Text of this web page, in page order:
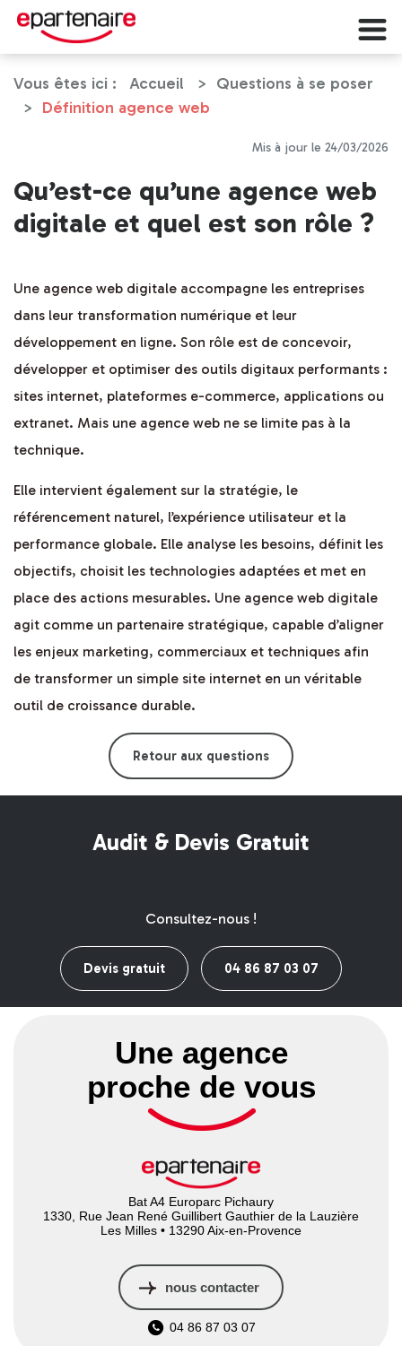
Vous êtes ici : Accueil
Questions à se poser
Définition agence web
Mis à jour le 24/03/2026
Qu’est-ce qu’une agence web
digitale et quel est son rôle ?
Une agence web digitale accompagne les entreprises
dans leur transformation numérique et leur
développement en ligne. Son rôle est de concevoir,
développer et optimiser des outils digitaux performants :
sites internet, plateformes e-commerce, applications ou
extranet. Mais une agence web ne se limite pas à la
technique.
Elle intervient également sur la stratégie, le
référencement naturel, l’expérience utilisateur et la
performance globale. Elle analyse les besoins, définit les
objectifs, choisit les technologies adaptées et met en
place des actions mesurables. Une agence web digitale
agit comme un partenaire stratégique, capable d’aligner
les enjeux marketing, commerciaux et techniques afin
de transformer un simple site internet en un véritable
outil de croissance durable.
Retour aux questions
Audit & Devis Gratuit
Consultez-nous !
Devis gratuit 04 86 87 03 07
Une agence
proche de vous
Bat A4 Europarc Pichaury
1330, Rue Jean René Guillibert Gauthier de la Lauzière
Les Milles • 13290 Aix-en-Provence
nous contacter
04 86 87 03 07